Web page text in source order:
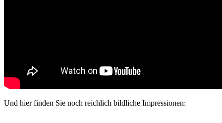
Und hier finden Sie noch reichlich bildliche Impressionen: